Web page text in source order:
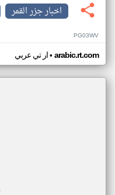
اخبار جزر القمر
PG03WV
ار تي عربي• arabic.rt.com